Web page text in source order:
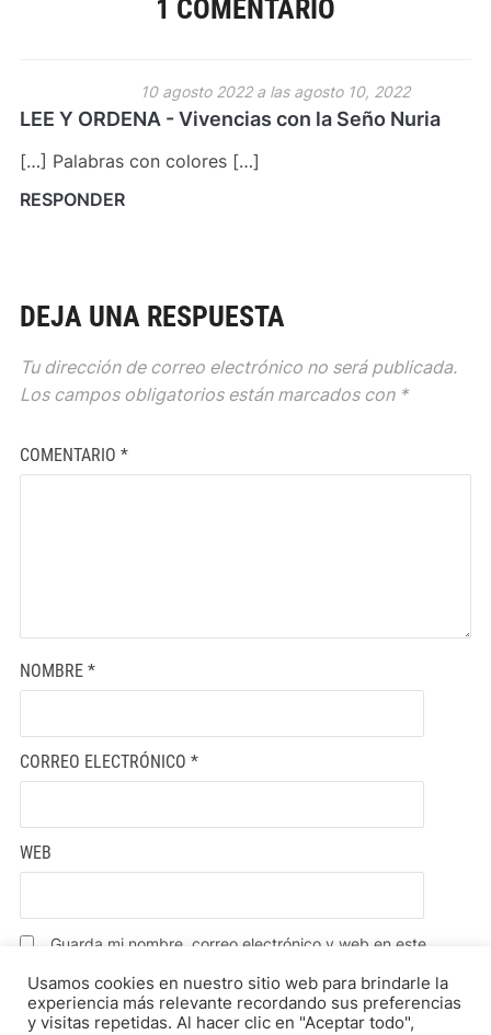
1 COMENTARIO
LEE Y ORDENA - Vivencias con la Seño Nuria
10 agosto 2022 a las agosto 10, 2022
[…] Palabras con colores […]
RESPONDER
DEJA UNA RESPUESTA
Tu dirección de correo electrónico no será publicada.
Los campos obligatorios están marcados con *
COMENTARIO *
NOMBRE *
CORREO ELECTRÓNICO *
WEB
Guarda mi nombre, correo electrónico y web en este
Usamos cookies en nuestro sitio web para brindarle la
experiencia más relevante recordando sus preferencias
y visitas repetidas. Al hacer clic en "Aceptar todo",